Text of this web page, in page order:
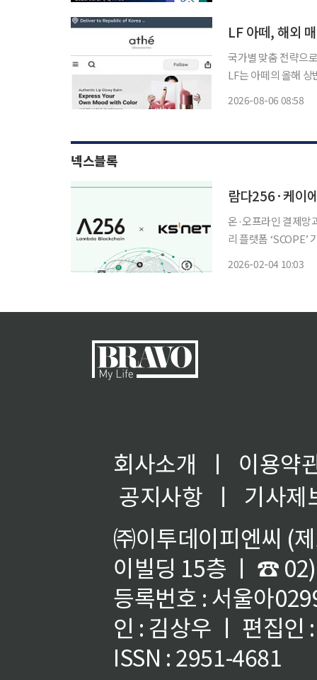
LF 아떼, 해외
국가별 맞춤 전략으
LF는 아떼의 올해 상
2026-08-06 08:58
넥스블록
람다256·케이
온·오프라인 결제망
리 플랫폼
2026-02-04 10:03
회사소개 ㅣ
이용약
공지사항
ㅣ
기사제
㈜이투데이피엔씨 (
이빌딩 15층 ㅣ ☎
등록번호 : 서울아
인 : 김상우 ㅣ 편집인
ISSN : 2951-4681